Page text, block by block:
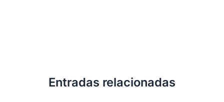
Entradas relacionadas